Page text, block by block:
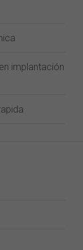
implantación